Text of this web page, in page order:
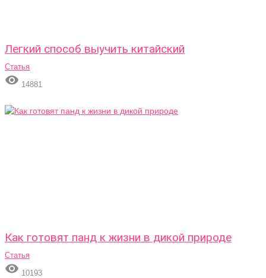
Легкий способ выучить китайский
Статья
 14881
Как готовят панд к жизни в дикой природе
Статья
 10193